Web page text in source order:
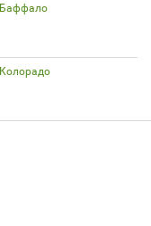
Баффало
Колорадо